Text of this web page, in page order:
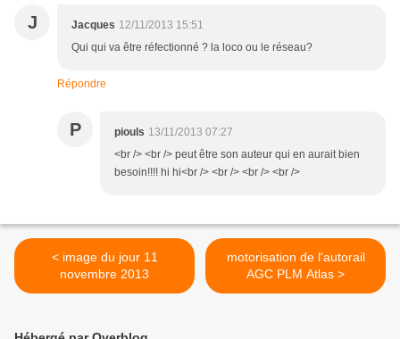
J Jacques 12/11/2013 15:51
Qui qui va être réfectionné ? la loco ou le réseau?
Répondre
P piouls 13/11/2013 07:27
<br /> <br /> peut être son auteur qui en aurait bien
besoin!!!! hi hi<br /> <br /> <br /> <br />
< image du jour 11
novembre 2013
motorisation de l'autorail
AGC PLM Atlas >